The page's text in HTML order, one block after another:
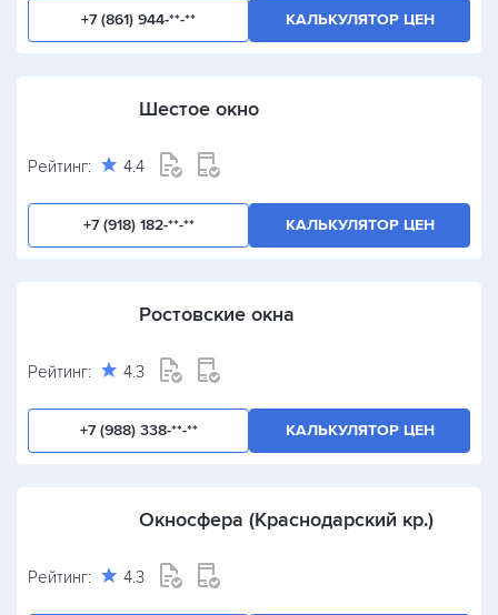
+7 (861) 944-**-** КАЛЬКУЛЯТОР ЦЕН
Шестое окно
Рейтинг: 4.4
+7 (918) 182-**-** КАЛЬКУЛЯТОР ЦЕН
Ростовские окна
Рейтинг: 4.3
+7 (988) 338-**-** КАЛЬКУЛЯТОР ЦЕН
Окносфера (Краснодарский кр.)
Рейтинг: 4.3